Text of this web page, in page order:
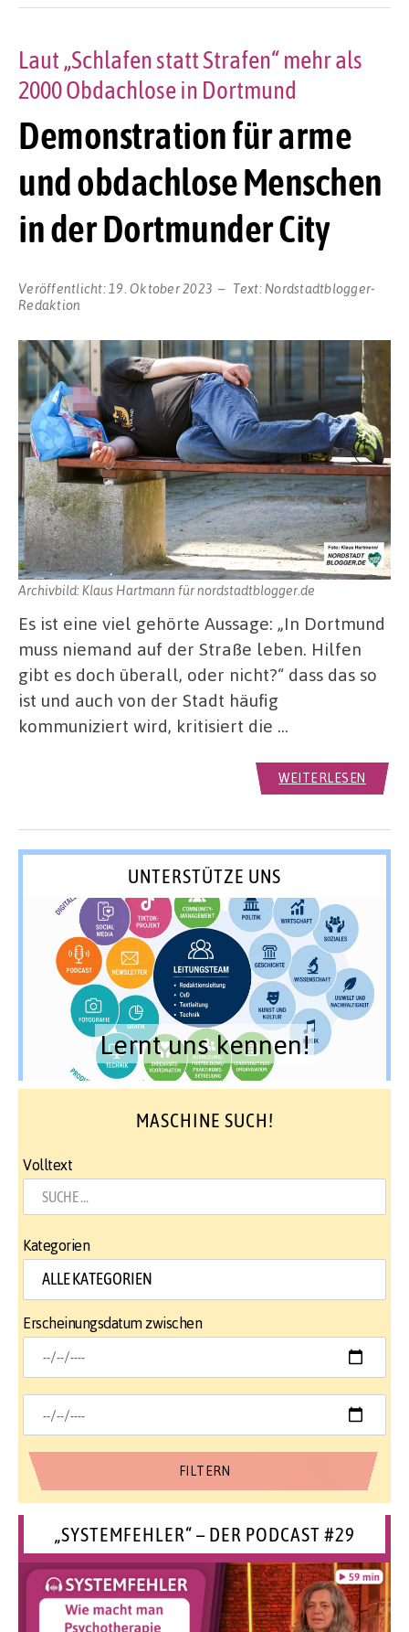
Demonstration für arme
und obdachlose Menschen
in der Dortmunder City
Laut „Schlafen statt Strafen“ mehr als
2000 Obdachlose in Dortmund
Veröffentlicht: 19. Oktober 2023 Text: Nordstadtblogger-
Redaktion
Archivbild: Klaus Hartmann für nordstadtblogger.de
Es ist eine viel gehörte Aussage: „In Dortmund
muss niemand auf der Straße leben. Hilfen
gibt es doch überall, oder nicht?“ dass das so
ist und auch von der Stadt häufig
kommuniziert wird, kritisiert die …
WEITERLESEN
UNTERSTÜTZE UNS
Lernt uns kennen!
MASCHINE SUCH!
Volltext
Kategorien
Erscheinungsdatum zwischen
„SYSTEMFEHLER“ – DER PODCAST #29